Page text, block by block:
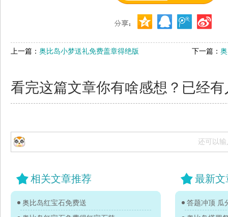
上一篇： 奥比岛小梦送礼免费盖章得绝版 下一篇：
看完这篇文章你有啥感想？已经有
还可以输
相关文章推荐
奥比岛红宝石免费送
最新文
答题冲顶 瓜